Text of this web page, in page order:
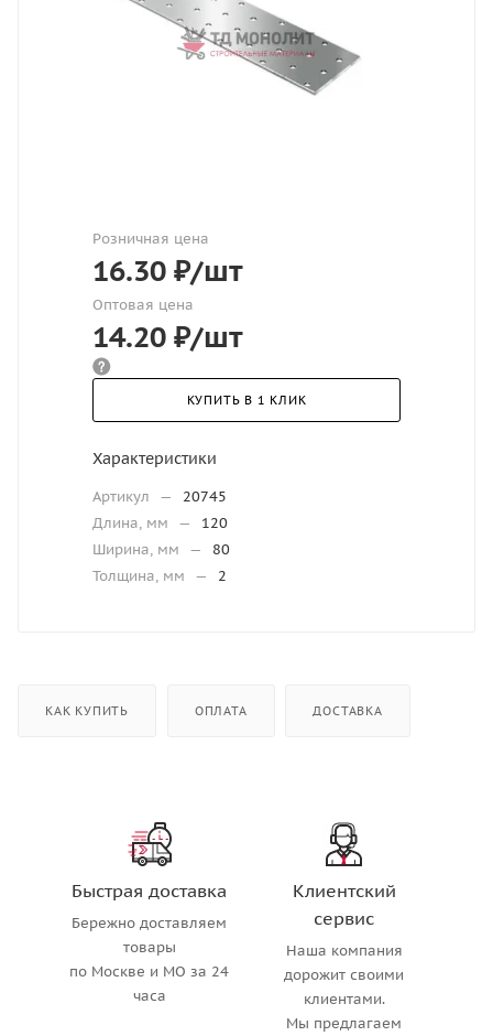
Розничная цена
16.30 ₽/шт
Оптовая цена
14.20 ₽/шт
КУПИТЬ В 1 КЛИК
Характеристики
Артикул —
20745
Длина, мм
—
120
Ширина, мм
—
80
Толщина, мм
— 2
КАК КУПИТЬ ОПЛАТА ДОСТАВКА
Быстрая доставка
Бережно доставляем
товары
по Москве и МО за 24
часа
Клиентский
сервис
Наша компания
дорожит своими
клиентами.
Мы предлагаем